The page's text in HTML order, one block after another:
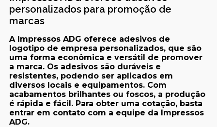
personalizados para promoção de
marcas
A Impressos ADG oferece adesivos de
logotipo de empresa personalizados, que são
uma forma econômica e versátil de promover
a marca. Os adesivos são duráveis e
resistentes, podendo ser aplicados em
diversos locais e equipamentos. Com
acabamentos brilhantes ou foscos, a produção
é rápida e fácil. Para obter uma cotação, basta
entrar em contato com a equipe da Impressos
ADG.